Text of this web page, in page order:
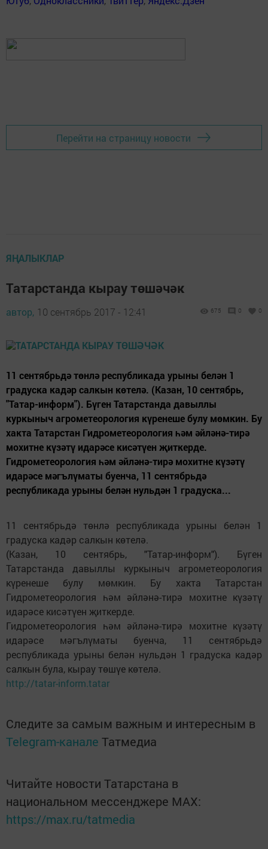
Перейти на страницу новости
ЯҢАЛЫКЛАР
Татарстанда кырау төшәчәк
автор, 10 сентябрь 2017 - 12:41 675 0 0
11 сентябрьдә төнлә республикада урыны белән 1
градуска кадәр салкын көтелә. (Казан, 10 сентябрь,
"Татар-информ"). Бүген Татарстанда давыллы
куркыныч агрометеорология күренеше булу мөмкин. Бу
хакта Татарстан Гидрометеорология һәм әйләнә-тирә
мохитне күзәтү идарәсе кисәтүен җиткерде.
Гидрометеорология һәм әйләнә-тирә мохитне күзәтү
идарәсе мәгълүматы буенча, 11 сентябрьдә
республикада урыны белән нульдән 1 градуска...
11 сентябрьдә төнлә республикада урыны белән 1
градуска кадәр салкын көтелә.
(Казан, 10 сентябрь, "Татар-информ"). Бүген
Татарстанда давыллы куркыныч агрометеорология
күренеше булу мөмкин. Бу хакта Татарстан
Гидрометеорология һәм әйләнә-тирә мохитне күзәтү
идарәсе кисәтүен җиткерде.
Гидрометеорология һәм әйләнә-тирә мохитне күзәтү
идарәсе мәгълүматы буенча, 11 сентябрьдә
республикада урыны белән нульдән 1 градуска кадәр
салкын була, кырау төшүе көтелә.
http://tatar-inform.tatar
Следите за самым важным и интересным в
Telegram-канале Татмедиа
Читайте новости Татарстана в
национальном мессенджере MАХ:
https://max.ru/tatmedia